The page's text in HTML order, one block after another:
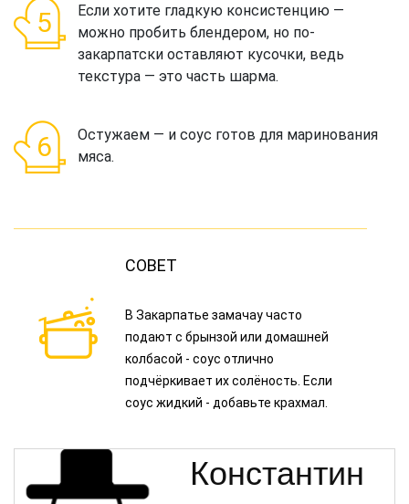
Если хотите гладкую консистенцию —
можно пробить блендером, но по-
закарпатски оставляют кусочки, ведь
текстура — это часть шарма.
Остужаем — и соус готов для маринования
мяса.
В Закарпатье замачау часто
подают с брынзой или домашней
колбасой - соус отлично
подчёркивает их солёность. Если
соус жидкий - добавьте крахмал.
Константин